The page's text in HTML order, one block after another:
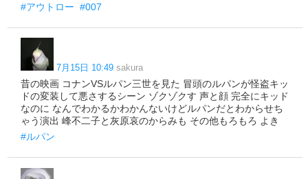
#アウトロー #007
7月15日 10:49 sakura
昔の映画 コナンVSルパン三世を見た 冒頭のルパンが怪盗キッ
ドの変装して悪さするシーン ゾクゾクす 声と顔 完全にキッド
なのに なんでわかるかわかんないけどルパンだとわからせち
ゃう演出 峰不二子と灰原哀のからみも その他もろもろ よき
#ルパン